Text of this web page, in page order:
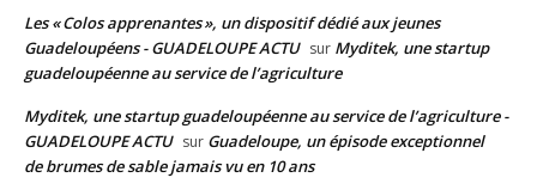
Les « Colos apprenantes », un dispositif dédié aux jeunes
Guadeloupéens - GUADELOUPE ACTU sur Myditek, une startup
guadeloupéenne au service de l’agriculture
Myditek, une startup guadeloupéenne au service de l’agriculture -
GUADELOUPE ACTU sur Guadeloupe, un épisode exceptionnel
de brumes de sable jamais vu en 10 ans